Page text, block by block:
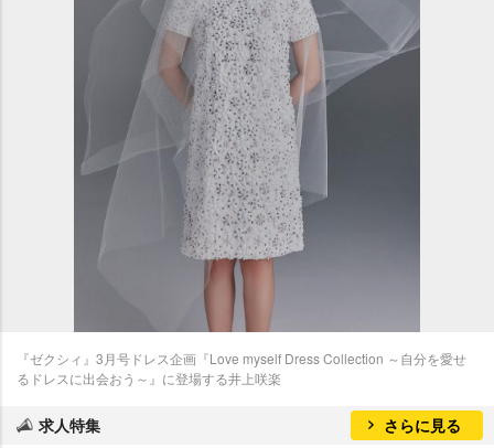
『ゼクシィ』3月号ドレス企画『Love myself Dress Collection ～自分を愛せ
るドレスに出会おう～』に登場する井上咲楽
求人特集 さらに見る